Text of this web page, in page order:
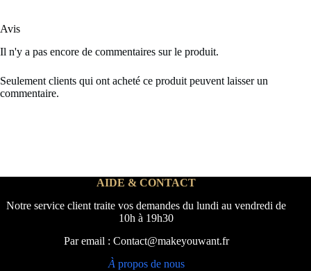
Avis
Il n'y a pas encore de commentaires sur le produit.
Seulement clients qui ont acheté ce produit peuvent laisser un
commentaire.
AIDE & CONTACT
Notre service client traite vos demandes du lundi au vendredi de
10h à 19h30
Par email : Contact@makeyouwant.fr
À propos de nous